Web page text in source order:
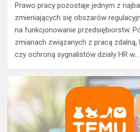
Prawo pracy pozostaje jednym z
zmieniających się obszarów
na funkcjonowanie przedsiębiorstw.
zmianach związanych z pracą
czy ochroną sygnalistów działy HR w…